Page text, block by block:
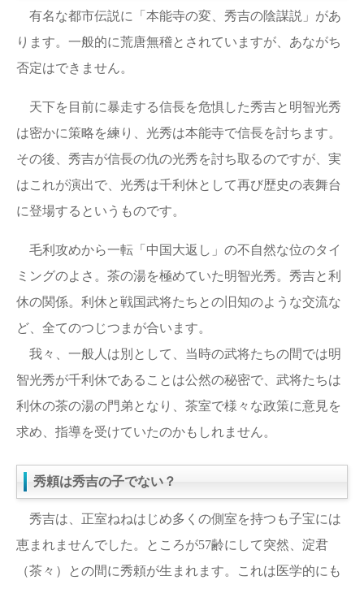
有名な都市伝説に「本能寺の変、秀吉の陰謀説」があ
ります。一般的に荒唐無稽とされていますが、あながち
否定はできません。
天下を目前に暴走する信長を危惧した秀吉と明智光秀
は密かに策略を練り、光秀は本能寺で信長を討ちます。
その後、秀吉が信長の仇の光秀を討ち取るのですが、実
はこれが演出で、光秀は千利休として再び歴史の表舞台
に登場するというものです。
毛利攻めから一転「中国大返し」の不自然な位のタイ
ミングのよさ。茶の湯を極めていた明智光秀。秀吉と利
休の関係。利休と戦国武将たちとの旧知のような交流な
ど、全てのつじつまが合います。
我々、一般人は別として、当時の武将たちの間では明
智光秀が千利休であることは公然の秘密で、武将たちは
利休の茶の湯の門弟となり、茶室で様々な政策に意見を
求め、指導を受けていたのかもしれません。
秀頼は秀吉の子でない？
秀吉は、正室ねねはじめ多くの側室を持つも子宝には
恵まれませんでした。ところが57齢にして突然、淀君
（茶々）との間に秀頼が生まれます。これは医学的にも